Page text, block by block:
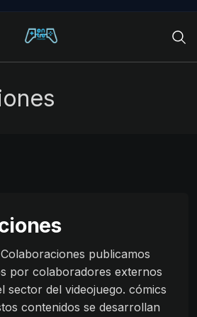
publicamos
por colaboradores externos
sector del videojuego. cómics
contenidos se desarrollan